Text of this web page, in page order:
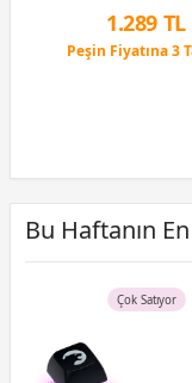
1.289 TL
Peşin Fiyatına 3
Bu Haftanın
Çok Satıyor